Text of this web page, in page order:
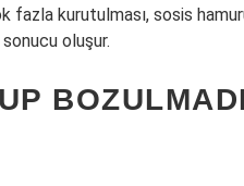
fazla kurutulması, sosis
sonucu oluşur.